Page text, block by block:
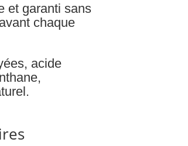
et garanti sans
chaque
acide